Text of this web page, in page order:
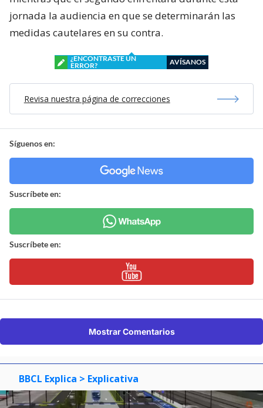
jornada la audiencia en que se determinarán las
medidas cautelares en su contra.
¿ENCONTRASTE UN
ERROR?
AVÍSANOS
Revisa nuestra página de correcciones
Síguenos en:
Suscríbete en:
Suscríbete en:
Mostrar Comentarios
BBCL Explica > Explicativa